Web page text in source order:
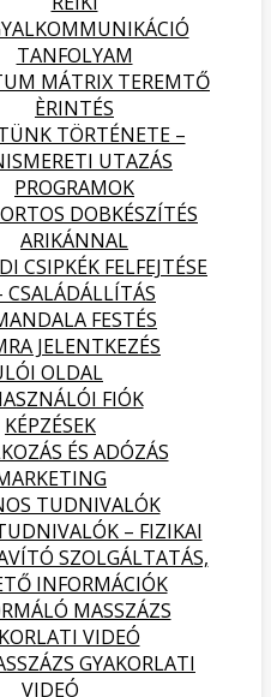
TANFOLYAM
MÁTRIX TEREMTŐ
ÈRINTÉS
TÖRTÉNETE –
UTAZÁS
PROGRAMOK
DOBKÉSZÍTÉS
ARIKÁNNAL
CSIPKÉK FELFEJTÉSE
CSALÁDÁLLÍTÁS
FESTÉS
JELENTKEZÉS
OLDAL
FIÓK
KÉPZÉSEK
ÉS ADÓZÁS
TUDNIVALÓK
– FIZIKAI
SZOLGÁLTATÁS,
INFORMÁCIÓK
MASSZÁZS
VIDEÓ
GYAKORLATI
VIDEÓ